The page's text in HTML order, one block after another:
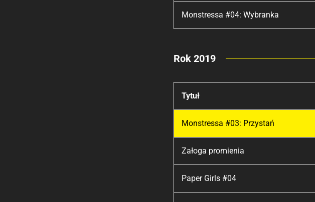
Monstressa #04: Wybranka
Rok 2019
Tytuł
Monstressa #03: Przystań
Załoga promienia
Paper Girls #04